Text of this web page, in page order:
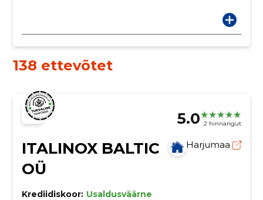
138 ettevõtet
5.0 2 hinnangut
ITALINOX BALTIC
OÜ
Harjumaa
Krediidiskoor: Usaldusväärne